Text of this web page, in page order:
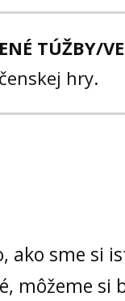
TÚŽBY/
hry.
ako sme si
môžeme si